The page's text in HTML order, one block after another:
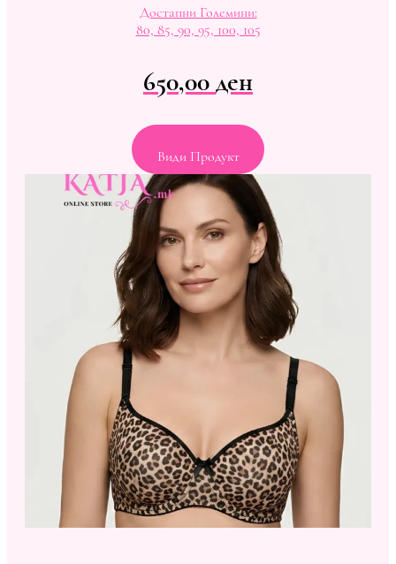
Достапни Големини:
80, 85, 90, 95, 100, 105
650,00ден
Види Продукт